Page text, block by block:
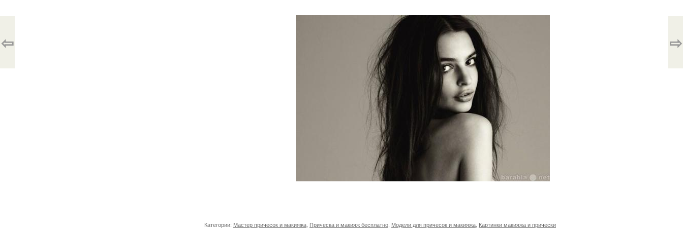
Категории: Мастер причесок и макияжа Прическа и макияж бесплатно Модели для причесок и макияжа Картинки макияжа и прически
⇦ ⇨